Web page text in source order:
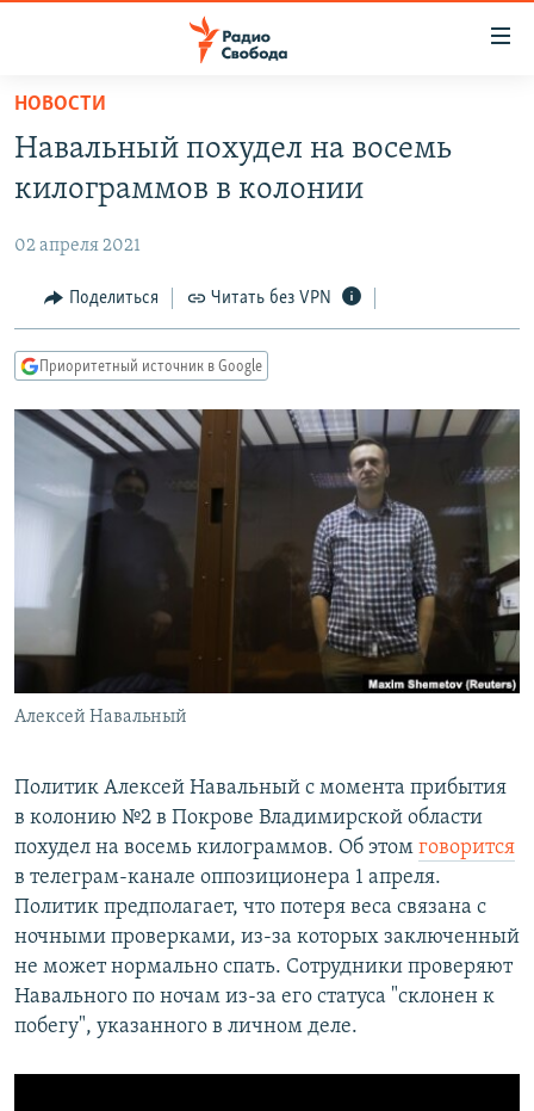
упрощенного
доступа
основному
Вернутся
главной
навигации
Вернутся
АВТОРСКИЕ ПРОЕКТЫ
ЦИТАТЫ СВОБОДЫ
МНЕНИЯ
IDEL.РЕАЛИИ
КАВКАЗ.РЕАЛИИ
СЕВЕР.РЕАЛИИ
СИБИРЬ.РЕАЛИИ
РАСПИСАНИЕ ВЕЩАНИЯ
ПОДПИШИТЕСЬ НА РАССЫЛКУ
Все сайты РСЕ/РС
НОВОСТИ
Навальный похудел на восемь
килограммов в колонии
02 апреля 2021
Поделиться Читать без VPN
Приоритетный источник в Google
Алексей Навальный
Политик Алексей Навальный с момента прибытия
в колонию №2 в Покрове Владимирской области
похудел на восемь килограммов. Об этом говорится
в телеграм-канале оппозиционера 1 апреля.
Политик предполагает, что потеря веса связана с
ночными проверками, из-за которых заключенный
не может нормально спать. Сотрудники проверяют
Навального по ночам из-за его статуса "склонен к
побегу", указанного в личном деле.